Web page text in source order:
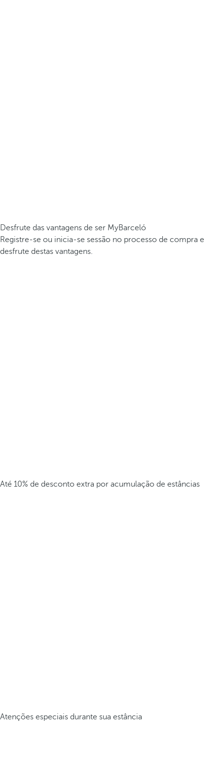
Desfrute das vantagens de ser MyBarceló
Registre-se ou inicia-se sessão no processo de compra e
desfrute destas vantagens.
Até 10% de desconto extra por acumulação de estâncias
Atenções especiais durante sua estância